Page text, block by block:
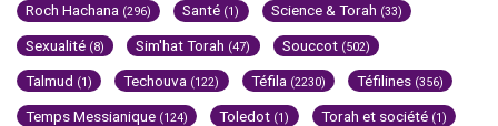
Roch Hachana (296) Santé (1) Science & Torah (33)
Sexualité (8) Sim'hat Torah (47) Souccot (502)
Talmud (1) Techouva (122) Téfila (2230) Téfilines (356)
Temps Messianique (124) Toledot (1) Torah et société (1)